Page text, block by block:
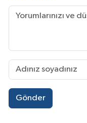
Gönder